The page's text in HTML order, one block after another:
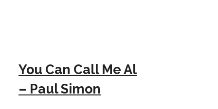
You Can Call Me Al
– Paul Simon